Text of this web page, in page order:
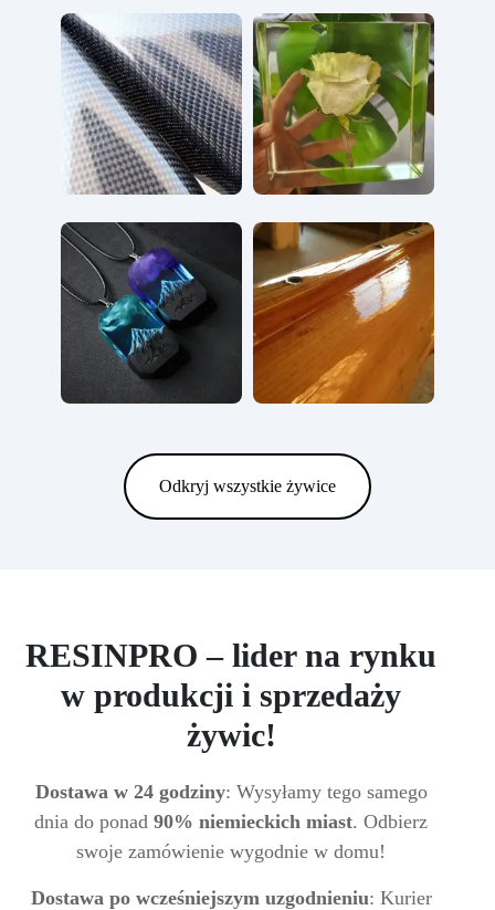
Odkryj wszystkie żywice
RESINPRO – lider na rynku
w produkcji i sprzedaży
żywic!
Dostawa w 24 godziny: Wysyłamy tego samego
dnia do ponad 90% niemieckich miast. Odbierz
swoje zamówienie wygodnie w domu!
Dostawa po wcześniejszym uzgodnieniu: Kurier